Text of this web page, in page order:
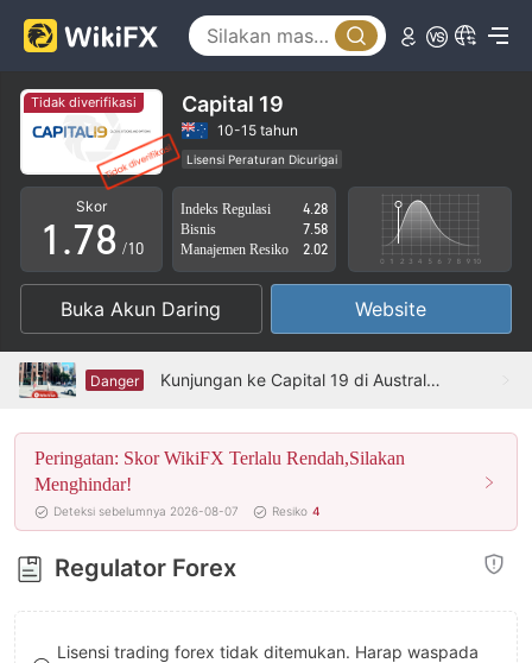
Tidak diverifikasi Capital 19
10-15 tahun
Lisensi Peraturan Dicurigai
Lingkup Bisnis Mencurigakan
Potensi risiko tinggi
Skor
0
1
2
3
4
5
6
7
8
9
.
3
4
5
6
7
8
9
4
5
6
7
8
9
/10
Indeks Regulasi
4.28
Bisnis
7.58
Manajemen Resiko
2.02
Buka Akun Daring Website
Danger Kunjungan ke Capital 19 di Australia - Tidak Ditemukan Kantor
Peringatan: Skor WikiFX Terlalu Rendah,Silakan
Menghindar!
Deteksi sebelumnya 2026-08-07 Resiko 4
Regulator Forex
Lisensi trading forex tidak ditemukan. Harap waspada